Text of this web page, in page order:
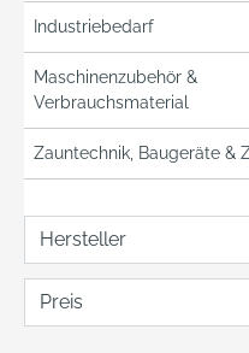
Industriebedarf
Maschinenzubehör &
Verbrauchsmaterial
Zauntechnik, Baugeräte &
Hersteller
Preis